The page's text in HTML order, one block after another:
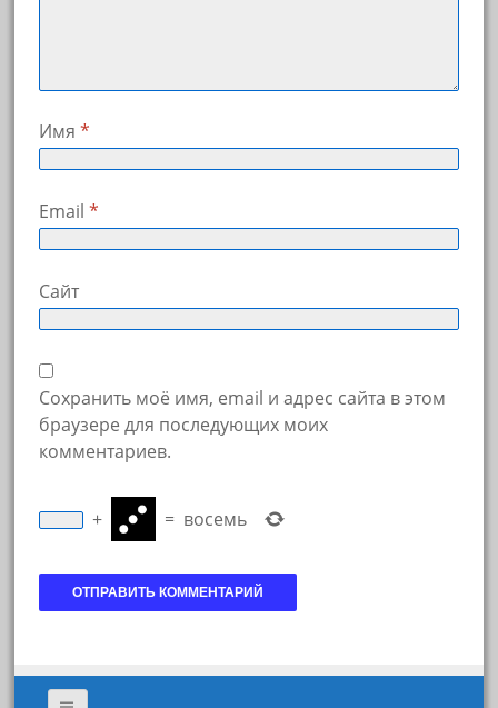
Имя *
Email *
Сайт
Сохранить моё имя, email и адрес сайта в этом
браузере для последующих моих
комментариев.
+ = восемь